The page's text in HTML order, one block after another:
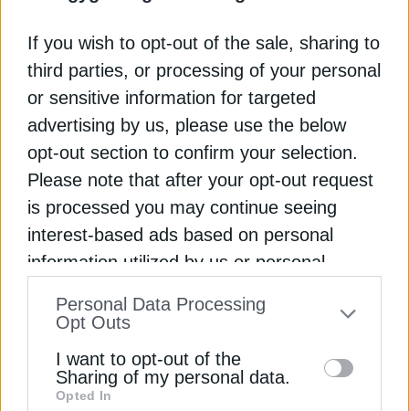
If you wish to opt-out of the sale, sharing to
third parties, or processing of your personal
or sensitive information for targeted
advertising by us, please use the below
opt-out section to confirm your selection.
Please note that after your opt-out request
is processed you may continue seeing
interest-based ads based on personal
information utilized by us or personal
to your opt-out. You may separately opt-out
information by third parties on the IAB’s list
of downstream participants. This
Personal Data Processing
Opt Outs
I want to opt-out of the
Sharing of my personal data.
Opted In
Σε επίπεδο δήμων, οι αποκλίσεις είναι ακόμη πιο
καθαρές. Στον Κεντρικό Τομέα, ο Δήμος
Αθηναίων προηγείται με 600 κατοικίες και
ποσοστό συμμετοχής 0,14%, αλλά τον υψηλότερο
δείκτη συμμετοχής εμφανίζει ο Δήμος Δάφνης–
Υμηττού, με 0,28%, χωρίς να βρίσκεται στις
πρώτες θέσεις σε απόλυτους αριθμούς. Στον
Βόρειο Τομέα, το Χαλάνδρι έχει τις περισσότερες
εντάξεις με 95 κατοικίες και ποσοστό 0,25%,
όμως το Ηράκλειο Αττικής εμφανίζει υψηλότερη
αναλογική συμμετοχή, στο 0,29%, με 70
κατοικίες. Στον Νότιο Τομέα, η Καλλιθέα
προηγείται αριθμητικά με 118 κατοικίες και
ποσοστό 0,20%, ενώ το Ελληνικό–Αργυρούπολη
καταγράφει 100 κατοικίες αλλά εμφανίζει το